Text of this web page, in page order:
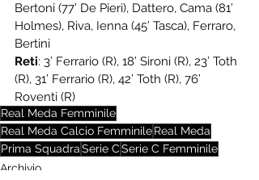
Bertoni (77’ De Pieri), Dattero, Cama (81’
Holmes), Riva, Ienna (45’ Tasca), Ferraro,
Bertini
Reti: 3’ Ferrario (R), 18’ Sironi (R), 23’ Toth
(R), 31’ Ferrario (R), 42’ Toth (R), 76’
Roventi (R)
Real Meda Femminile
Real Meda Calcio FemminileReal Meda
Prima SquadraSerie CSerie C Femminile
Archivio